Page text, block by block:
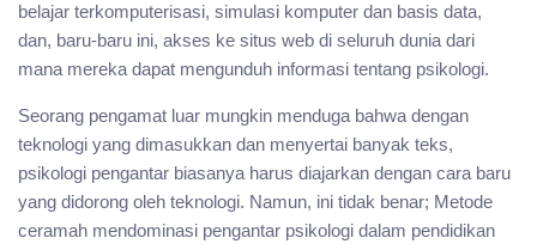
belajar terkomputerisasi, simulasi komputer dan basis data,
dan, baru-baru ini, akses ke situs web di seluruh dunia dari
mana mereka dapat mengunduh informasi tentang psikologi.
Seorang pengamat luar mungkin menduga bahwa dengan
teknologi yang dimasukkan dan menyertai banyak teks,
psikologi pengantar biasanya harus diajarkan dengan cara baru
yang didorong oleh teknologi. Namun, ini tidak benar; Metode
ceramah mendominasi pengantar psikologi dalam pendidikan